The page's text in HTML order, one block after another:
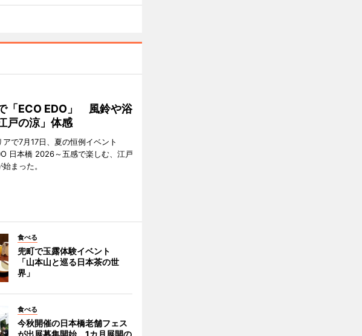
「ECO EDO」 風鈴や浴
戸の涼」体感
アで7月17日、夏の恒例イベント
日本橋 2026～五感で楽しむ、江戸
まった。
食べる
兜町で玉露体験イベント
「山本山と巡る日本茶の世
界」
食べる
今秋開催の日本橋老舗フェス
が出展募集開始 1カ月展開の